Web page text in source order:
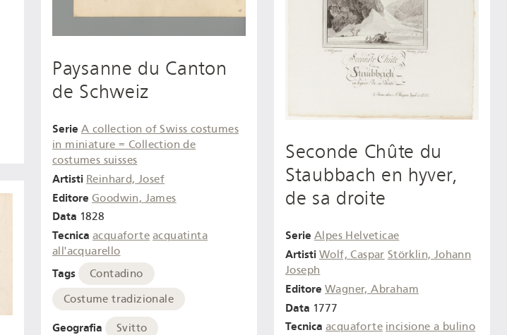
Paysanne du Canton
de Schweiz
Serie A collection of Swiss costumes
in miniature = Collection de
costumes suisses
Artisti Reinhard, Josef
Editore Goodwin, James
Data 1828
Tecnica acquaforte acquatinta
all'acquarello
Tags
Contadino
Costume tradizionale
Geografia
Svitto
Seconde Chûte du
Staubbach en hyver,
de sa droite
Serie Alpes Helveticae
Artisti Wolf, Caspar Störklin, Johann
Joseph
Editore Wagner, Abraham
Data 1777
Tecnica acquaforte incisione a bulino